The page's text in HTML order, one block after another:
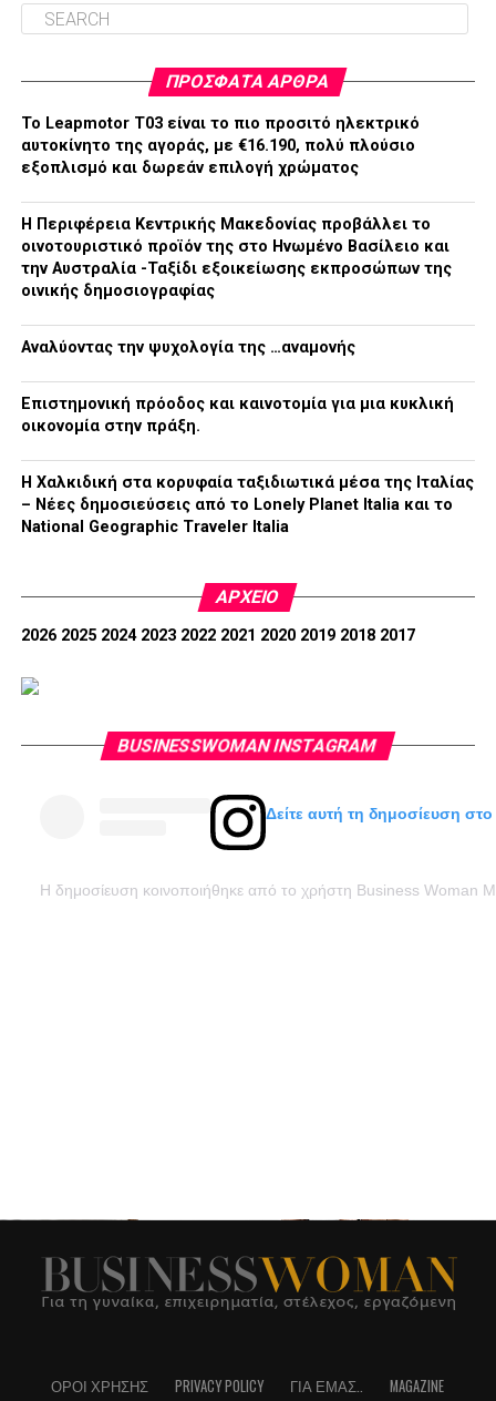
ΠΡΌΣΦΑΤΑ ΆΡΘΡΑ
Το Leapmotor T03 είναι το πιο προσιτό ηλεκτρικό
αυτοκίνητο της αγοράς, με €16.190, πολύ πλούσιο
εξοπλισμό και δωρεάν επιλογή χρώματος
H Περιφέρεια Κεντρικής Μακεδονίας προβάλλει το
οινοτουριστικό προϊόν της στο Ηνωμένο Βασίλειο και
την Αυστραλία -Ταξίδι εξοικείωσης εκπροσώπων της
οινικής δημοσιογραφίας
Αναλύοντας την ψυχολογία της …αναμονής
Επιστημονική πρόοδος και καινοτομία για μια κυκλική
οικονομία στην πράξη.
Η Χαλκιδική στα κορυφαία ταξιδιωτικά μέσα της Ιταλίας
– Νέες δημοσιεύσεις από το Lonely Planet Italia και το
National Geographic Traveler Italia
ΑΡΧΕΊΟ
2026 2025 2024 2023 2022 2021 2020 2019 2018 2017
BUSINESSWOMAN INSTAGRAM
Δείτε αυτή τη δημοσίευση
Η δημοσίευση κοινοποιήθηκε από το χρήστη Business Woman
ΌΡΟΙ ΧΡΉΣΗΣ PRIVACY POLICY ΓΙΑ ΕΜΆΣ.. MAGAZINE